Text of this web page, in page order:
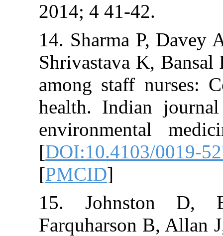
2014; 4 41-42.
14. Sharma P,
Shrivastava K,
among staff
health.
[DOI:10.4103/
[PMCID
15.
Farquharson